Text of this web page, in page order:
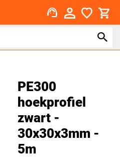
support_agent
PE300
hoekprofiel
zwart -
30x30x3mm -
5m